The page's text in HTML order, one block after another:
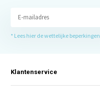
* Lees hier de wettelijke beperkingen
Klantenservice